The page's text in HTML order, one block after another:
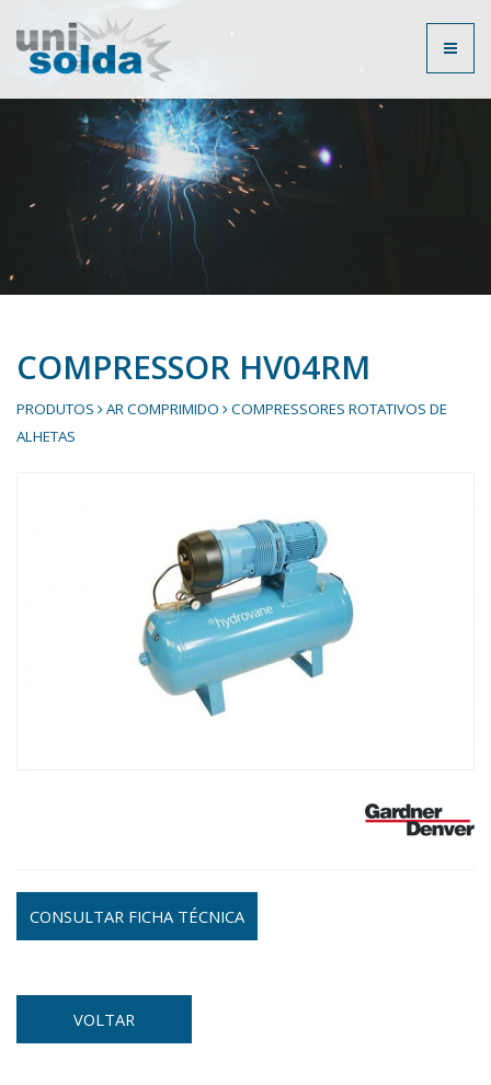
Toggle
COMPRESSOR HV04RM
PRODUTOS AR COMPRIMIDO
COMPRESSORES ROTATIVOS DE
ALHETAS
CONSULTAR FICHA TÉCNICA
VOLTAR